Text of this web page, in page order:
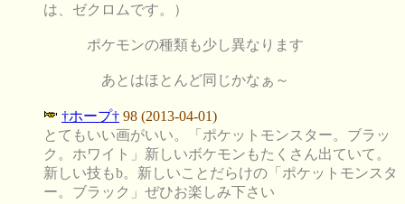
は、ゼクロムです。）
ポケモンの種類も少し異なります
あとはほとんど同じかなぁ～
†ホープ† 98 (2013-04-01)
とてもいい画がいい。「ポケットモンスター。ブラッ
ク。ホワイト」新しいボケモンもたくさん出ていて。
新しい技もb。新しいことだらけの「ポケットモンスタ
ー。ブラック」ぜひお楽しみ下さい